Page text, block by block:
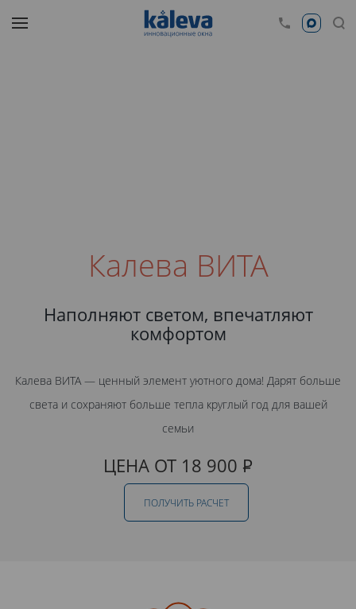
Калева ВИТА
Наполняют светом, впечатляют
комфортом
Калева ВИТА — ценный элемент уютного дома! Дарят больше
света и сохраняют больше тепла круглый год для вашей
семьи
ЦЕНА ОТ 18 900 Р
ПОЛУЧИТЬ РАСЧЕТ